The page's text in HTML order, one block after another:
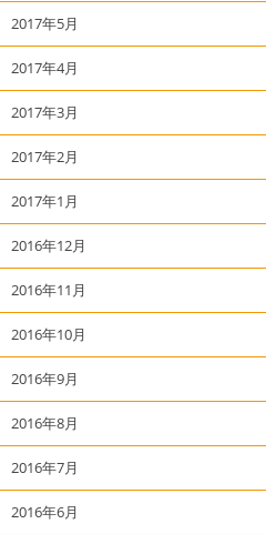
2017年5月
2017年4月
2017年3月
2017年2月
2017年1月
2016年12月
2016年11月
2016年10月
2016年9月
2016年8月
2016年7月
2016年6月